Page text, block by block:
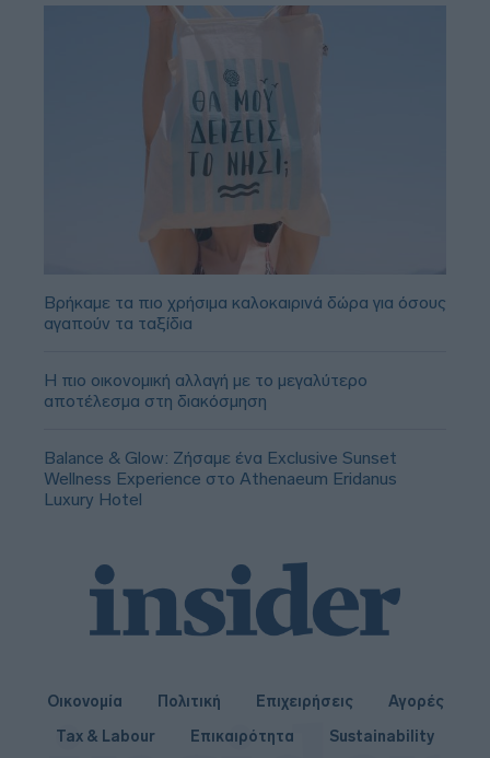
Βρήκαμε τα πιο χρήσιμα καλοκαιρινά δώρα για όσους
αγαπούν τα ταξίδια
Η πιο οικονομική αλλαγή με το μεγαλύτερο
αποτέλεσμα στη διακόσμηση
Balance & Glow: Ζήσαμε ένα Exclusive Sunset
Wellness Experience στο Athenaeum Eridanus
Luxury Hotel
Οικονομία Πολιτική Επιχειρήσεις
Αγορές
Tax & Labour
Επικαιρότητα Sustainability